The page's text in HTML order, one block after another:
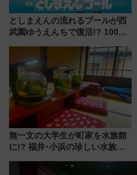
としまえんの流れるプールが西
武園ゆうえんちで復活!? 100周
イダー」に注目 2026年夏は所
沢へ遊びに行こう
無一文の大学生が町家を水族館
に!? 福井･小浜の珍しい水族
作体験、鯖街道の御食国など 小